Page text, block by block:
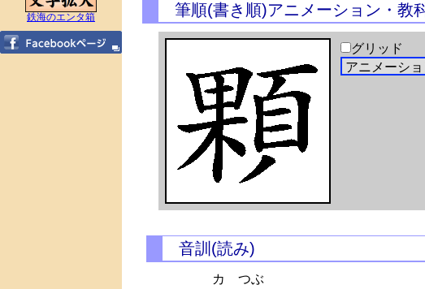
鉄海のエンタ箱 筆順(書き順)アニメーション・教
グリッド
音訓(読み)
カ つぶ